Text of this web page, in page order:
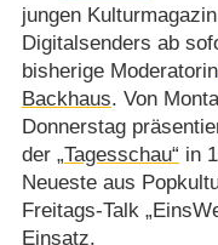
jungen
Digitalsenders ab
bisherige Moderatorin
Backhaus. Von
Donnerstag
der „Tagesschau“ in
Neueste aus
Freitags-Talk
Einsatz.